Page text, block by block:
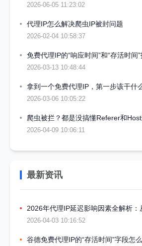
2026-06-05 11:23:02
代理IP怎么解决爬虫IP被封问题
2026-02-04 10:58:37
免费代理IP的“响应时间”和“存活时间
2026-03-13 10:48:44
拿到一个免费代理IP，第一步该干什
2026-03-06 10:05:22
爬虫被拦？都是没搞懂Referer和Host
2026-04-09 10:06:11
最新资讯
2026-04-03 10:16:52
谷德免费代理IP的“存活时间”字段怎